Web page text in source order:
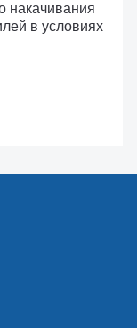
накачивания
в условиях